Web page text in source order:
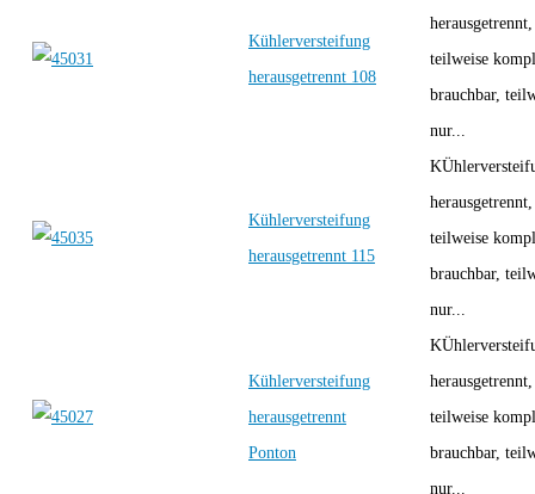
Kühlerversteifung
herausgetrennt 108
herausgetrennt,
teilweise
brauchbar,
nur...
Kühlerversteifung
herausgetrennt 115
herausgetrennt,
teilweise
brauchbar,
nur...
Kühlerversteifung
herausgetrennt
Ponton
herausgetrennt,
teilweise
brauchbar,
nur...